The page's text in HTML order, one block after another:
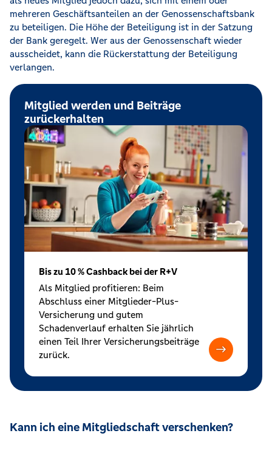
mehreren Geschäftsanteilen an der Genossenschaftsbank
zu beteiligen. Die Höhe der Beteiligung ist in der Satzung
der Bank geregelt. Wer aus der Genossenschaft wieder
ausscheidet, kann die Rückerstattung der Beteiligung
verlangen.
Mitglied werden und Beiträge
zurückerhalten
Bis zu 10 % Cashback bei der R+V
Als Mitglied profitieren: Beim
Abschluss einer Mitglieder-Plus-
Versicherung und gutem
Schadenverlauf erhalten Sie jährlich
einen Teil Ihrer Versicherungsbeiträge
zurück.
Kann ich eine Mitgliedschaft verschenken?